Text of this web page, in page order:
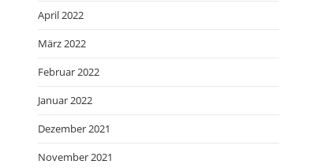
April 2022
März 2022
Februar 2022
Januar 2022
Dezember 2021
November 2021